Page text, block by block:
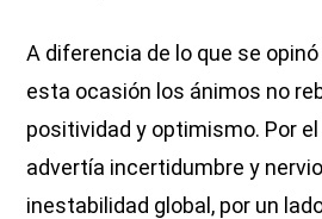
A diferencia de lo que se
esta ocasión los ánimos no
positividad y optimismo. Por
advertía incertidumbre y
inestabilidad global, por un